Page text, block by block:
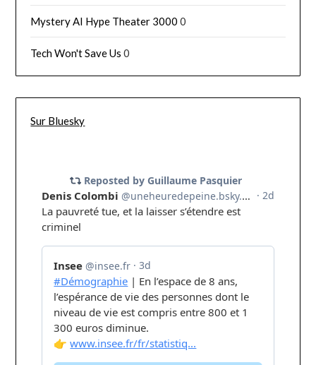
Mystery AI Hype Theater 3000 0
Tech Won't Save Us 0
Sur Bluesky